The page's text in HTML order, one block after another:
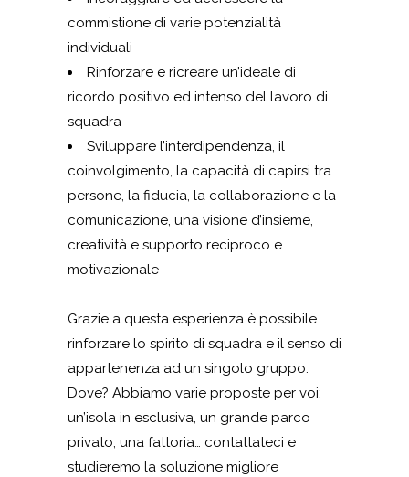
commistione di varie potenzialità
individuali
Rinforzare e ricreare un’ideale di
ricordo positivo ed intenso del lavoro di
squadra
Sviluppare l’interdipendenza, il
coinvolgimento, la capacità di capirsi tra
persone, la fiducia, la collaborazione e la
comunicazione, una visione d’insieme,
creatività e supporto reciproco e
motivazionale
Grazie a questa esperienza è possibile
rinforzare lo spirito di squadra e il senso di
appartenenza ad un singolo gruppo.
Dove? Abbiamo varie proposte per voi:
un’isola in esclusiva, un grande parco
privato, una fattoria… contattateci e
studieremo la soluzione migliore